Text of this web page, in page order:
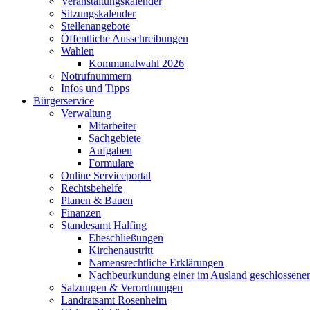
Sitzungskalender
Stellenangebote
Öffentliche Ausschreibungen
Wahlen
Kommunalwahl 2026
Notrufnummern
Infos und Tipps
Bürgerservice
Verwaltung
Mitarbeiter
Sachgebiete
Aufgaben
Formulare
Online Serviceportal
Rechtsbehelfe
Planen & Bauen
Finanzen
Standesamt Halfing
Eheschließungen
Kirchenaustritt
Namensrechtliche Erklärungen
Nachbeurkundung einer im Ausland
Satzungen & Verordnungen
Landratsamt Rosenheim